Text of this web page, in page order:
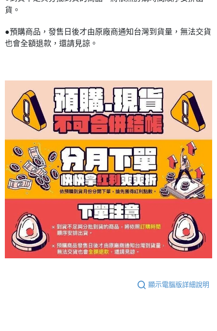
貨。
●預購商品，發售日後才由原廠商通知台灣到貨量，無法交貨
也會全額退款，還請見諒。
顯示電腦版詳細說明